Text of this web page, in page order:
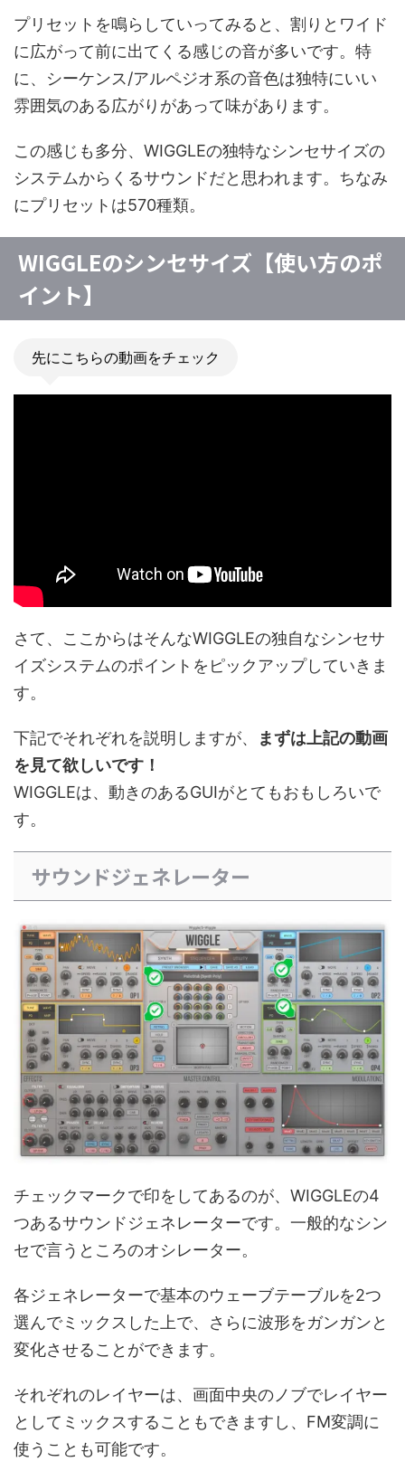
プリセットを鳴らしていってみると、割りとワイド
に広がって前に出てくる感じの音が多いです。特
に、シーケンス/アルペジオ系の音色は独特にいい
雰囲気のある広がりがあって味があります。
この感じも多分、WIGGLEの独特なシンセサイズの
システムからくるサウンドだと思われます。ちなみ
にプリセットは570種類。
WIGGLEのシンセサイズ【使い方のポ
イント】
先にこちらの動画をチェック
さて、ここからはそんなWIGGLEの独自なシンセサ
イズシステムのポイントをピックアップしていきま
す。
下記でそれぞれを説明しますが、
まずは上記の動画
を見て欲しいです！
WIGGLEは、動きのあるGUIがとてもおもしろいで
す。
サウンドジェネレーター
チェックマークで印をしてあるのが、WIGGLEの4
つあるサウンドジェネレーターです。一般的なシン
セで言うところのオシレーター。
各ジェネレーターで基本のウェーブテーブルを2つ
選んでミックスした上で、さらに波形をガンガンと
変化させることができます。
それぞれのレイヤーは、画面中央のノブでレイヤー
としてミックスすることもできますし、FM変調に
使うことも可能です。